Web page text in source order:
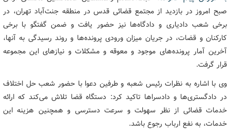
صبح امروز در بازدید از مجتمع قضائی قدس در منطقه جنت‌آباد تهران، در
برخی شعب دادیاری و دادگاه‌ها نیز حضور یافت و ضمن گفتگو با برخی
کارکنان و قضات، در جریان میزان ورودی پرونده‌ها و روند رسیدگی به آنها،
آخرین آمار پرونده‌های موجود و معوقه و مشکلات و نیازهای این مجموعه
قرار گرفت.
وی با اشاره به نظرات رئیس شعبه و طرفین دعوا با حضور شعب حل اختلاف
در دادگستری‌ها و دادسراها تاکید کرد: دستگاه قضا تلاش می‌کند که ارائه
خدمات قضائی از نظر سهولت و سرعت دسترسی و همچنین هزینه این
خدمات، به نفع ارباب رجوع باشد.